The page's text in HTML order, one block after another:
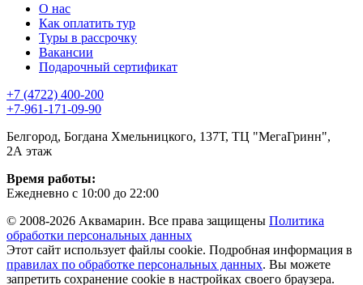
О нас
Как оплатить тур
Туры в рассрочку
Вакансии
Подарочный сертификат
+7 (4722) 400-200
+7-961-171-09-90
Белгород, Богдана Хмельницкого, 137Т, ТЦ "МегаГринн",
2А этаж
Время работы:
Ежедневно с 10:00 до 22:00
© 2008-2026 Аквамарин. Все права защищены Политика
обработки персональных данных
Этот сайт использует файлы cookie. Подробная информация в
правилах по обработке персональных данных. Вы можете
запретить сохранение cookie в настройках своего браузера.